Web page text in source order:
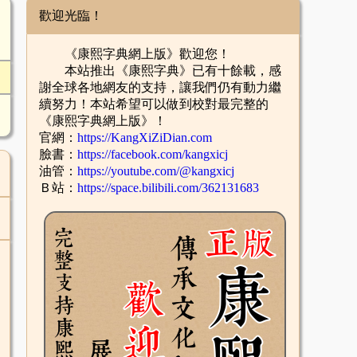
歡迎光臨！
《康熙字典網上版》歡迎您！
本站推出《康熙字典》已有十餘載，感
謝全球各地網友的支持，讓我們仍有動力繼
續努力！本站希望可以做到校對最完整的
《康熙字典網上版》！
官網： https://KangXiZiDian.com
臉書： https://facebook.com/kangxicj
油管： https://youtube.com/@kangxicj
Ｂ站： https://space.bilibili.com/362131683